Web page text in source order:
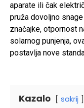
aparate ili čak
pruža dovoljno
značajke, otpornost
solarnog punjenja,
postavlja nove
Kazalo sakrij